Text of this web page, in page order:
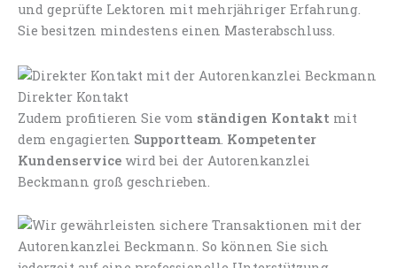
und geprüfte Lektoren mit mehrjähriger Erfahrung.
Sie besitzen mindestens einen Masterabschluss.
Direkter Kontakt
Zudem profitieren Sie vom ständigen Kontakt mit
dem engagierten Supportteam. Kompetenter
Kundenservice wird bei der Autorenkanzlei
Beckmann groß geschrieben.